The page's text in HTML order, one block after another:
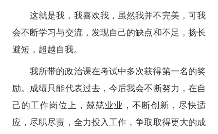
这就是我，我喜欢我，虽然我并不完美，可我
会不断学习与交流，发现自己的缺点和不足，扬长
避短，超越自我。
我所带的政治课在考试中多次获得第一名的奖
励。成绩只能代表过去，今后我会不断努力，在自
己的工作岗位上，兢兢业业，不断创新，尽快适
应，尽职尽责，全力投入工作，争取取得更大的成